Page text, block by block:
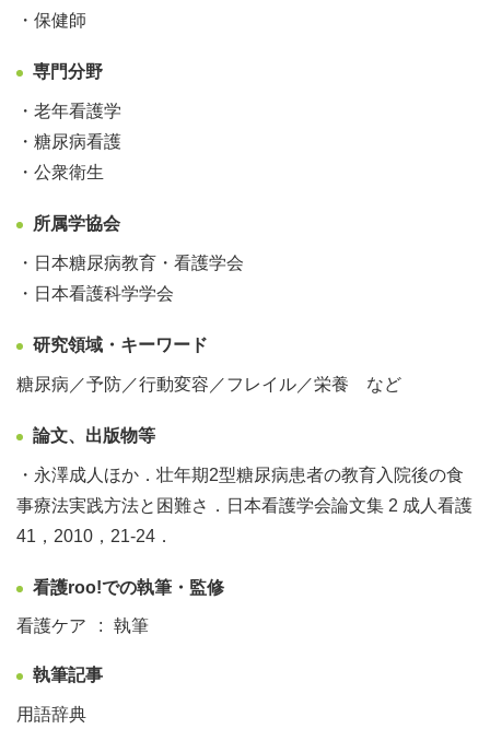
・保健師
専門分野
・老年看護学
・糖尿病看護
・公衆衛生
所属学協会
・日本糖尿病教育・看護学会
・日本看護科学学会
研究領域・キーワード
糖尿病／予防／行動変容／フレイル／栄養 など
論文、出版物等
・永澤成人ほか．壮年期2型糖尿病患者の教育入院後の食
事療法実践方法と困難さ．日本看護学会論文集 2 成人看護
41，2010，21-24．
看護roo!での執筆・監修
看護ケア 執筆
執筆記事
用語辞典